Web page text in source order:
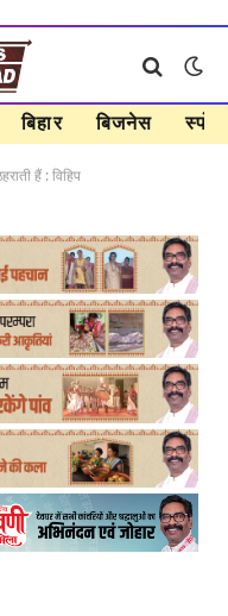
बिहार बिजनेस
हैं : विहिप